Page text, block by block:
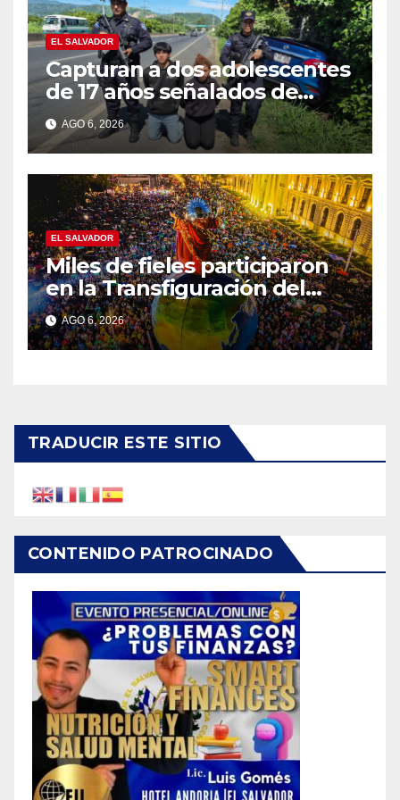
EL SALVADOR
Capturan a dos adolescentes
de 17 años señalados de
intentar formar una pandilla
en Lourdes
AGO 6, 2026
EL SALVADOR
Miles de fieles participaron
en la Transfiguración del
Divino Salvador del Mundo
AGO 6, 2026
TRADUCIR ESTE SITIO
CONTENIDO PATROCINADO